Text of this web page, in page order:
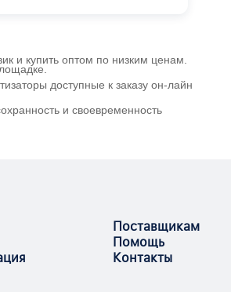
и купить оптом по низким ценам.
доступные к заказу он-лайн
и своевременность
Поставщикам
Помощь
Контакты